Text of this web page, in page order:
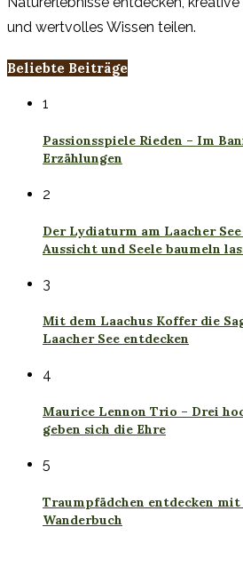
und wertvolles Wissen teilen.
Beliebte Beiträge
1
Passionsspiele Rieden – Im
Erzählungen
2
Der Lydiaturm am Laacher
Aussicht und Seele baumeln
3
Mit dem Laachus Koffer die
Laacher See entdecken
4
Maurice Lennon Trio – Drei
geben sich die Ehre
5
Traumpfädchen entdecken mit
Wanderbuch